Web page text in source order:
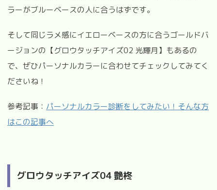
ラーがブルーベースの人に合うはずです。
そして同じラメ感にイエローベースの方に合うゴールドバ
ージョンの【グロウタッチアイズ02 光輝月】もあるの
で、ぜひパーソナルカラーに合わせてチェックしてみてく
ださいね！
参考記事： パーソナルカラー診断をしてみたい！そんな方
はこの記事へ
グロウタッチアイズ04艶柊